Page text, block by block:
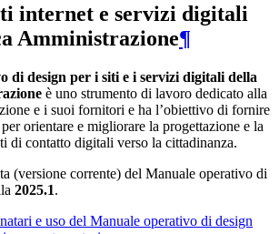
internet e servizi digitali
Amministrazione¶
di design per i siti e i servizi digitali della
è uno strumento di lavoro dedicato alla
e i suoi fornitori e ha l’obiettivo di fornire
orientare e migliorare la progettazione e la
di contatto digitali verso la cittadinanza.
(versione corrente) del Manuale operativo di
2025.1.
e uso del Manuale operativo di design